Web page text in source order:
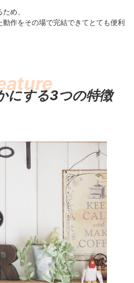
め、
作をその場で完結できてとても便利
にする3つの特徴